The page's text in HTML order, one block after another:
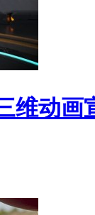
维动画